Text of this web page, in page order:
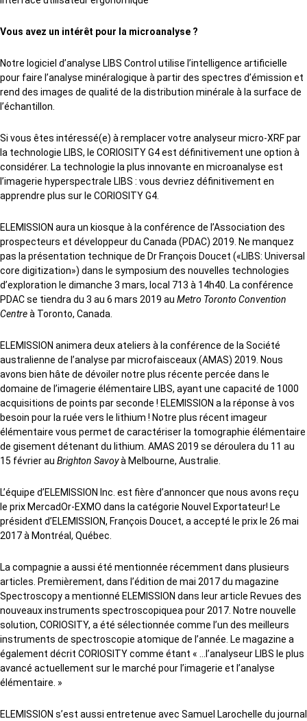
Vous avez un intérêt pour la microanalyse ?
Notre logiciel d’analyse LIBS Control utilise l’intelligence artificielle
pour faire l’analyse minéralogique à partir des spectres d’émission et
rend des images de qualité de la distribution minérale à la surface de
l’échantillon.
Si vous êtes intéressé(e) à remplacer votre analyseur micro-XRF par
la technologie LIBS, le CORIOSITY G4 est définitivement une option à
considérer. La technologie la plus innovante en microanalyse est
l’imagerie hyperspectrale LIBS : vous devriez définitivement en
apprendre plus sur le CORIOSITY G4.
ELEMISSION aura un kiosque à la conférence de l’Association des
prospecteurs et développeur du Canada (PDAC) 2019. Ne manquez
pas la présentation technique de Dr François Doucet («LIBS: Universal
core digitization») dans le symposium des nouvelles technologies
d’exploration le dimanche 3 mars, local 713 à 14h40. La conférence
PDAC se tiendra du 3 au 6 mars 2019 au Metro Toronto Convention
Centreà Toronto, Canada.
ELEMISSION animera deux ateliers à la conférence de la Société
australienne de l’analyse par microfaisceaux (AMAS) 2019. Nous
avons bien hâte de dévoiler notre plus récente percée dans le
domaine de l’imagerie élémentaire LIBS, ayant une capacité de 1000
acquisitions de points par seconde ! ELEMISSION a la réponse à vos
besoin pour la ruée vers le lithium ! Notre plus récent imageur
élémentaire vous permet de caractériser la tomographie élémentaire
de gisement détenant du lithium. AMAS 2019 se déroulera du 11 au
15 février au Brighton Savoyà Melbourne, Australie.
L’équipe d’ELEMISSION Inc. est fière d’annoncer que nous avons reçu
le prix MercadOr-EXMO dans la catégorie Nouvel Exportateur! Le
président d’ELEMISSION, François Doucet, a accepté le prix le 26 mai
2017 à Montréal, Québec.
La compagnie a aussi été mentionnée récemment dans plusieurs
articles. Premièrement, dans l’édition de mai 2017 du magazine
Spectroscopy a mentionné ELEMISSION dans leur article Revues des
nouveaux instruments spectroscopiquea pour 2017. Notre nouvelle
solution, CORIOSITY, a été sélectionnée comme l’un des meilleurs
instruments de spectroscopie atomique de l’année. Le magazine a
également décrit CORIOSITY comme étant « …l’analyseur LIBS le plus
avancé actuellement sur le marché pour l’imagerie et l’analyse
élémentaire. »
ELEMISSION s’est aussi entretenue avec Samuel Larochelle du journal